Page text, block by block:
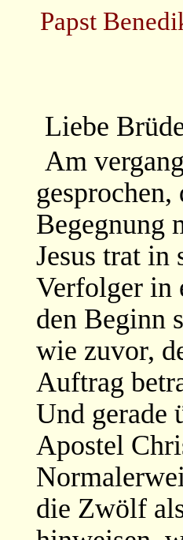
Papst
Liebe
Am
Begegnung
Jesus trat in
Verfolger in
den Beginn
wie zuvor,
Auftrag
Und gerade
Apostel
die Zwölf